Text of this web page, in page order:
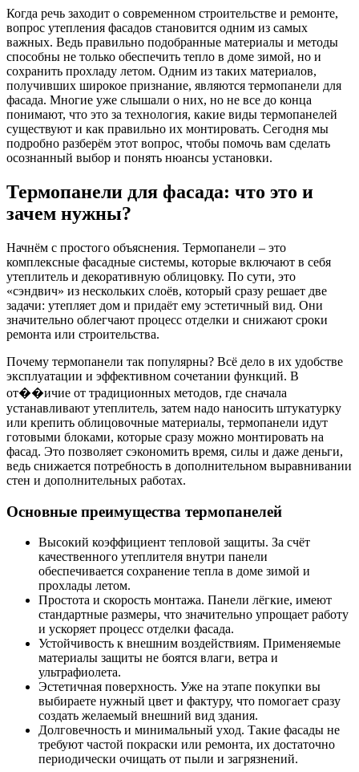
Когда речь заходит о современном строительстве и ремонте,
вопрос утепления фасадов становится одним из самых
важных. Ведь правильно подобранные материалы и методы
способны не только обеспечить тепло в доме зимой, но и
сохранить прохладу летом. Одним из таких материалов,
получивших широкое признание, являются термопанели для
фасада. Многие уже слышали о них, но не все до конца
понимают, что это за технология, какие виды термопанелей
существуют и как правильно их монтировать. Сегодня мы
подробно разберём этот вопрос, чтобы помочь вам сделать
осознанный выбор и понять нюансы установки.
Термопанели для фасада: что это и
зачем нужны?
Начнём с простого объяснения. Термопанели – это
комплексные фасадные системы, которые включают в себя
утеплитель и декоративную облицовку. По сути, это
«сэндвич» из нескольких слоёв, который сразу решает две
задачи: утепляет дом и придаёт ему эстетичный вид. Они
значительно облегчают процесс отделки и снижают сроки
ремонта или строительства.
Почему термопанели так популярны? Всё дело в их удобстве
эксплуатации и эффективном сочетании функций. В
от��ичие от традиционных методов, где сначала
устанавливают утеплитель, затем надо наносить штукатурку
или крепить облицовочные материалы, термопанели идут
готовыми блоками, которые сразу можно монтировать на
фасад. Это позволяет сэкономить время, силы и даже деньги,
ведь снижается потребность в дополнительном выравнивании
стен и дополнительных работах.
Основные преимущества термопанелей
Высокий коэффициент тепловой защиты. За счёт
качественного утеплителя внутри панели
обеспечивается сохранение тепла в доме зимой и
прохлады летом.
Простота и скорость монтажа. Панели лёгкие, имеют
стандартные размеры, что значительно упрощает работу
и ускоряет процесс отделки фасада.
Устойчивость к внешним воздействиям. Применяемые
материалы защиты не боятся влаги, ветра и
ультрафиолета.
Эстетичная поверхность. Уже на этапе покупки вы
выбираете нужный цвет и фактуру, что помогает сразу
создать желаемый внешний вид здания.
Долговечность и минимальный уход. Такие фасады не
требуют частой покраски или ремонта, их достаточно
периодически очищать от пыли и загрязнений.